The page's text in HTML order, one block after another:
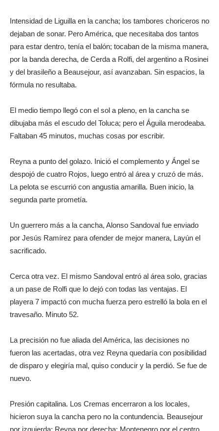
Intensidad de Liguilla en la cancha; los tambores choriceros no
dejaban de sonar. Pero América, que necesitaba dos tantos
para estar dentro, tenía el balón; tocaban de la misma manera,
por la banda derecha, de Cerda a Rolfi, del argentino a Rosinei
y del brasileño a Beausejour, así avanzaban. Sin espacios, la
fórmula no resultaba.
El medio tiempo llegó con el sol a pleno, en la cancha se
dibujaba más el escudo del Toluca; pero el Águila merodeaba.
Faltaban 45 minutos, muchas cosas por escribir.
Reyna a punto del golazo. Inició el complemento y Ángel se
despojó de cuatro Rojos, luego entró al área y cruzó de más.
La pelota se escurrió con angustia amarilla. Buen inicio, la
segunda parte prometía.
Un guerrero más a la cancha, Alonso Sandoval fue enviado
por Jesús Ramírez para ofender de mejor manera, Layún el
sacrificado.
Cerca otra vez. El mismo Sandoval entró al área solo, gracias
a un pase de Rolfi que lo dejó con todas las ventajas. El
playera 7 impactó con mucha fuerza pero estrelló la bola en el
travesaño. Minuto 52.
La precisión no fue aliada del América, las decisiones no
fueron las acertadas, otra vez Reyna quedaría con posibilidad
de disparo y elegiría mal, quiso conducir y la perdió. Se fue de
nuevo.
Presión capitalina. Los Cremas encerraron a los locales,
hicieron suya la cancha pero no la contundencia. Beausejour
por izquierda; Reyna por derecha; Montenegro por el centro.